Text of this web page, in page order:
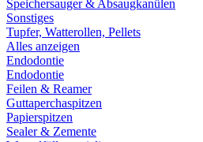
Speichersauger & Absaugkanülen
Sonstiges
Tupfer, Watterollen, Pellets
Alles anzeigen
Endodontie
Endodontie
Feilen & Reamer
Guttaperchaspitzen
Papierspitzen
Sealer & Zemente